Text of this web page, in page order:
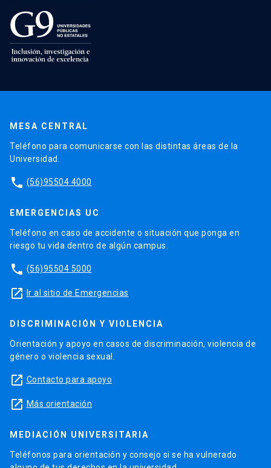
MESA CENTRAL
Teléfono para comunicarse con las distintas áreas de la
Universidad.
phone (56)95504 4000
EMERGENCIAS UC
Teléfono en caso de accidente o situación que ponga en
riesgo tu vida dentro de algún campus.
phone (56)95504 5000
launch Ir al sitio de Emergencias
DISCRIMINACIÓN Y VIOLENCIA
Orientación y apoyo en casos de discriminación, violencia de
género o violencia sexual.
launch Contacto para apoyo
launch Más orientación
MEDIACIÓN UNIVERSITARIA
Teléfonos para orientación y consejo si se ha vulnerado